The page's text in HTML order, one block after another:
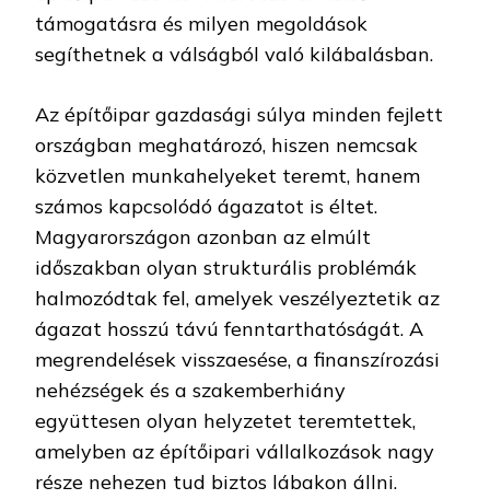
támogatásra és milyen megoldások
segíthetnek a válságból való kilábalásban.
Az építőipar gazdasági súlya minden fejlett
országban meghatározó, hiszen nemcsak
közvetlen munkahelyeket teremt, hanem
számos kapcsolódó ágazatot is éltet.
Magyarországon azonban az elmúlt
időszakban olyan strukturális problémák
halmozódtak fel, amelyek veszélyeztetik az
ágazat hosszú távú fenntarthatóságát. A
megrendelések visszaesése, a finanszírozási
nehézségek és a szakemberhiány
együttesen olyan helyzetet teremtettek,
amelyben az építőipari vállalkozások nagy
része nehezen tud biztos lábakon állni.